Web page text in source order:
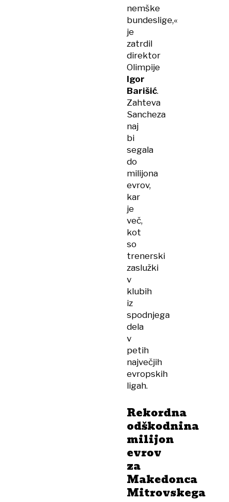
nemške
bundeslige,«
je
zatrdil
direktor
Olimpije
Igor
Barišić.
Zahteva
Sancheza
naj
bi
segala
do
milijona
evrov,
kar
je
več,
kot
so
trenerski
zaslužki
v
klubih
iz
spodnjega
dela
v
petih
največjih
evropskih
ligah.
Rekordna
odškodnina
milijon
evrov
za
Makedonca
Mitrovskega